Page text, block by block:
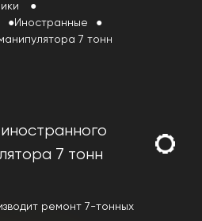
Иностранные
7 тонн
7 тонн
ремонт 7-тонных